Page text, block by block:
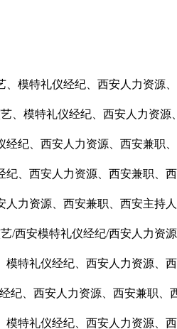
、模特礼仪经纪、西安人力资源
、模特礼仪经纪、西安人力资源
纪、西安人力资源、西安兼职、
、西安人力资源、西安兼职、西
力资源、西安兼职、西安主持人
/西安模特礼仪经纪/西安人力资
模特礼仪经纪、西安人力资源、
纪、西安人力资源、西安兼职、
模特礼仪经纪、西安人力资源、